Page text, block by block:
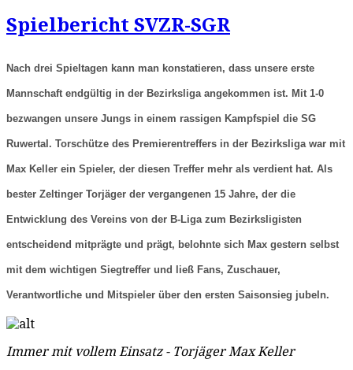
Spielbericht SVZR-SGR
Nach drei Spieltagen kann man konstatieren, dass unsere erste
Mannschaft endgültig in der Bezirksliga angekommen ist. Mit 1-0
bezwangen unsere Jungs in einem rassigen Kampfspiel die SG
Ruwertal. Torschütze des Premierentreffers in der Bezirksliga war mit
Max Keller ein Spieler, der diesen Treffer mehr als verdient hat. Als
bester Zeltinger Torjäger der vergangenen 15 Jahre, der die
Entwicklung des Vereins von der B-Liga zum Bezirksligisten
entscheidend mitprägte und prägt, belohnte sich Max gestern selbst
mit dem wichtigen Siegtreffer und ließ Fans, Zuschauer,
Verantwortliche und Mitspieler über den ersten Saisonsieg jubeln.
Immer mit vollem Einsatz - Torjäger Max Keller